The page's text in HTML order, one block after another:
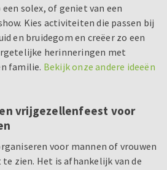
solex, of geniet van een
Kies activiteiten die passen bij
en bruidegom en creëer zo een
herinneringen met
familie. Bekijk onze andere ideeën
vrijgezellenfeest voor
voor mannen of vrouwen
zien. Het is afhankelijk van de